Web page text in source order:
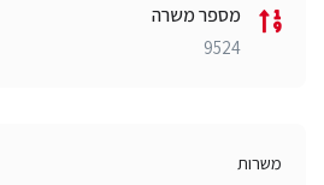
מספר משרה
9524
משרות